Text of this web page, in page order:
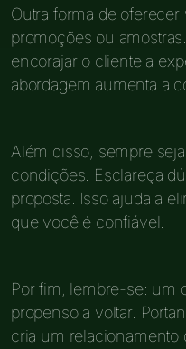
Outra forma de
promoções ou
encorajar o cliente a
abordagem aumenta a
Além disso, sempre
condições. Esclareça
proposta. Isso ajuda a
que você é confiável.
Por fim, lembre-se: um
propenso a voltar.
cria um relacionamento